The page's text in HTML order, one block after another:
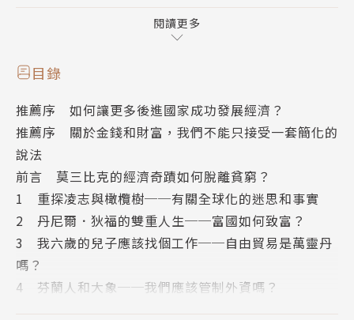
展自己的高生產力產業為優先。
如今，富國卻不允許開發中國家採取經濟干預措施，甚
理人，威脅和收買開發中國家，嚴重妨礙長期投資、經
濟成長，以及創造工作機會的能力。
在富國主導的貿易框架下，包括台灣在內的開發中國家
被迫要遵守規則，因此更需要審視自身和各國的發展歷
程，才能有更開闊的思維，找出最適合我們的發展策
略。
國際貿易獨厚富國，我們正在被壓榨：
閱讀更多
目錄
推薦序 如何讓更多後進國家成功發展經濟？
推薦序 關於金錢和財富，我們不能只接受一套簡化的
說法
前言 莫三比克的經濟奇蹟如何脫離貧窮？
1 重探凌志與橄欖樹──有關全球化的迷思和事實
2 丹尼爾．狄福的雙重人生──富國如何致富？
3 我六歲的兒子應該找個工作──自由貿易是萬靈丹
嗎？
4 芬蘭人和大象──我們應該管制外資嗎？